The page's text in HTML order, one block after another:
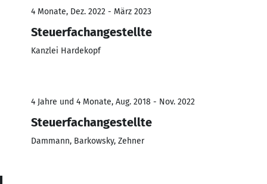
4 Monate, Dez. 2022 - März 2023
Steuerfachangestellte
Kanzlei Hardekopf
4 Jahre und 4 Monate, Aug. 2018 - Nov. 2022
Steuerfachangestellte
Dammann, Barkowsky, Zehner